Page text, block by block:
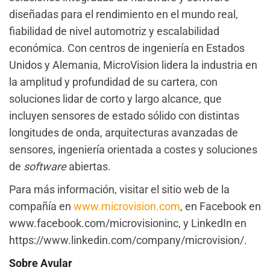
diseñadas para el rendimiento en el mundo real,
fiabilidad de nivel automotriz y escalabilidad
económica. Con centros de ingeniería en Estados
Unidos y Alemania, MicroVision lidera la industria en
la amplitud y profundidad de su cartera, con
soluciones lidar de corto y largo alcance, que
incluyen sensores de estado sólido con distintas
longitudes de onda, arquitecturas avanzadas de
sensores, ingeniería orientada a costes y soluciones
de softwareabiertas.
Para más información, visitar el sitio web de la
compañía en www.microvision.com, en Facebook en
www.facebook.com/microvisioninc, y LinkedIn en
https://www.linkedin.com/company/microvision/.
Sobre Avular